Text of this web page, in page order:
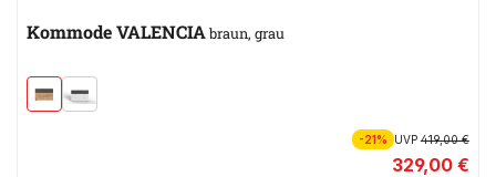
Kommode VALENCIAbraun, grau
-21% UVP419,00 €
329,00 €